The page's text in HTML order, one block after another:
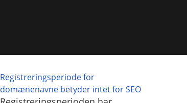
Registreringsperiode for
domænenavne betyder intet for SEO